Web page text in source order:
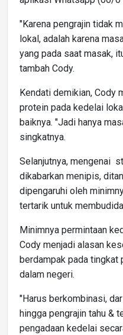
"Karena pengrajin tidak
lokal, adalah karena
yang pada saat masak,
tambah Cody.
Kendati demikian, Cody
protein pada kedelai
baiknya. "Jadi hanya
singkatnya.
Selanjutnya, mengenai
dikabarkan menipis,
dipengaruhi oleh
tertarik untuk
Minimnya permintaan
Cody menjadi alasan
berdampak pada
dalam negeri.
"Harus berkombinasi,
hingga pengrajin tahu &
pengadaan kedelai